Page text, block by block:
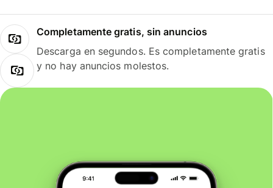
Completamente gratis, sin anuncios
Descarga en segundos. Es completamente gratis
y no hay anuncios molestos.